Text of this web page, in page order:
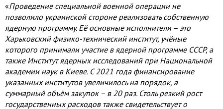
«Проведение специальной военной операции не
позволило украинской стороне реализовать собственную
ядерную программу. Её основные исполнители – это
Харьковский физико-технический институт, учёные
которого принимали участие в ядерной программе СССР, а
также Институт ядерных исследований при Национальной
академии наук в Киеве. С 2021 года финансирование
указанных институтов увеличилось на порядок, а
суммарный объём закупок – в 20 раз. Столь резкий рост
государственных расходов также свидетельствует о